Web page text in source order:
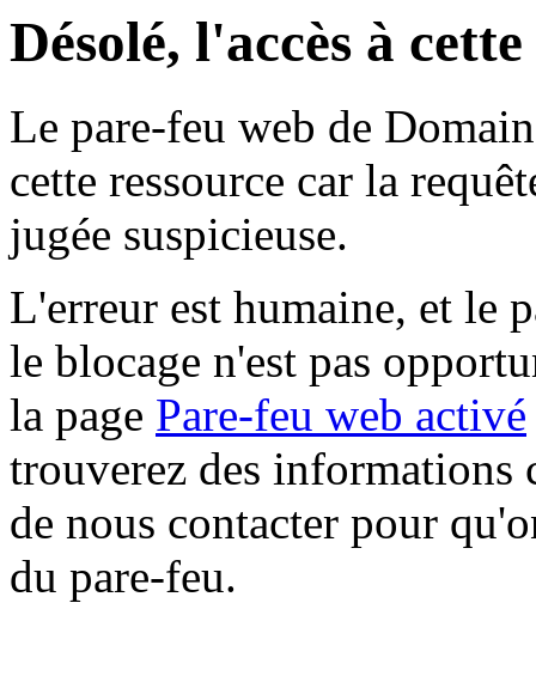
Désolé, l'accès à
Le pare-feu web de
cette ressource car la
jugée suspicieuse.
L'erreur est humaine, et le
le blocage n'est pas
la page Pare-feu web activé
trouverez des informations
de nous contacter pour
du pare-feu.